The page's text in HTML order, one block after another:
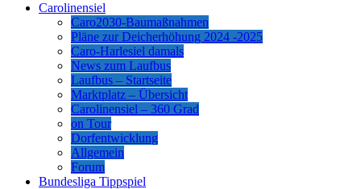
Carolinensiel
Caro2030-Baumaßnahmen
Pläne zur Deicherhöhung 2024 -2025
Caro-Harlesiel damals
News zum Laufbus
Laufbus – Startseite
Marktplatz – Übersicht
Carolinensiel – 360 Grad
on Tour
Dorfentwicklung
Allgemein
Forum
Bundesliga Tippspiel